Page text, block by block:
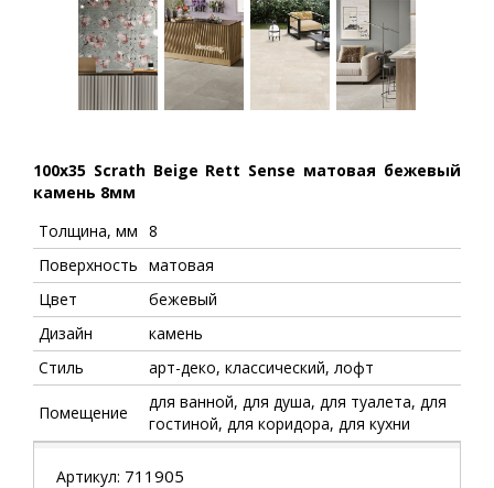
100x35 Scrath Beige Rett Sense матовая бежевый
камень 8мм
Толщина, мм 8
Поверхность матовая
Цвет
бежевый
Дизайн
камень
Стиль
арт-деко, классический, лофт
Помещение
для ванной, для душа, для туалета, для
гостиной, для коридора, для кухни
Артикул: 711905